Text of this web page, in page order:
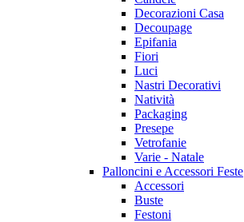
Decorazioni Casa
Decoupage
Epifania
Fiori
Luci
Nastri Decorativi
Natività
Packaging
Presepe
Vetrofanie
Varie - Natale
Palloncini e Accessori Feste
Accessori
Buste
Festoni